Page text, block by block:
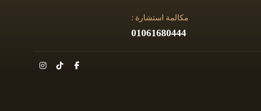
مكالمة استشارة :
01061680444